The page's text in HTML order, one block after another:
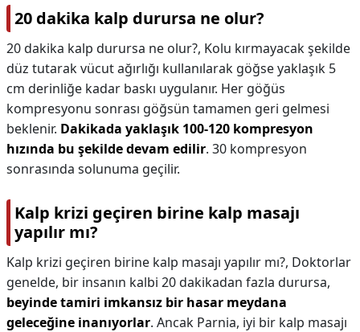
20 dakika kalp durursa ne olur?
20 dakika kalp durursa ne olur?, Kolu kırmayacak şekilde
düz tutarak vücut ağırlığı kullanılarak göğse yaklaşık 5
cm derinliğe kadar baskı uygulanır. Her göğüs
kompresyonu sonrası göğsün tamamen geri gelmesi
beklenir. Dakikada yaklaşık 100-120 kompresyon
hızında bu şekilde devam edilir. 30 kompresyon
sonrasında solunuma geçilir.
Kalp krizi geçiren birine kalp masajı
yapılır mı?
Kalp krizi geçiren birine kalp masajı yapılır mı?, Doktorlar
genelde, bir insanın kalbi 20 dakikadan fazla durursa,
beyinde tamiri imkansız bir hasar meydana
geleceğine inanıyorlar. Ancak Parnia, iyi bir kalp masajı